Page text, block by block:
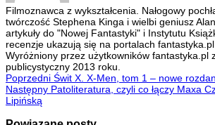
Filmoznawca z wykształcenia. Nałogowy
twórczość Stephena Kinga i wielbi geniusz
artykuły do "Nowej Fantastyki" i Instytutu
recenzje ukazują się na portalach
Wyróżniony przez użytkowników fantastyka.pl
publicystyczny 2013 roku.
Poprzedni Świt X. X-Men, tom 1 – nowe
Następny Patoliteratura, czyli co łączy Maxa
Lipińską